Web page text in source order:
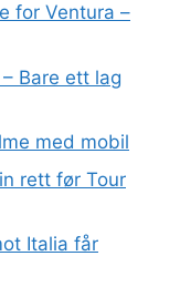
for Ventura –
Bare ett lag
med mobil
rett før Tour
Italia får